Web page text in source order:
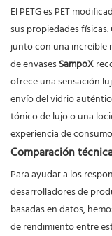
El PETG es PET
sus propiedades
junto con una increíble
de envasesSampoX
ofrece una sensación
envío del vidrio
tónico de lujo o una
experiencia de
Comparación
Para ayudar a los
desarrolladores de
basadas en datos,
de rendimiento entre